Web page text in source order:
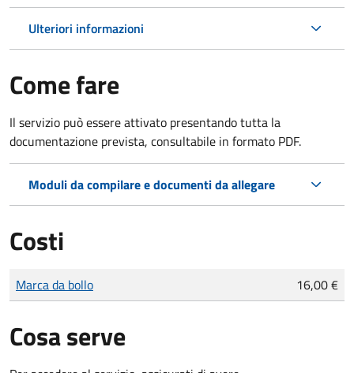
Ulteriori informazioni
Come fare
Il servizio può essere attivato presentando tutta la
documentazione prevista, consultabile in formato PDF.
Moduli da compilare e documenti da allegare
Costi
Tipo di pagamento
Importo
Marca da bollo 16,00 €
Cosa serve